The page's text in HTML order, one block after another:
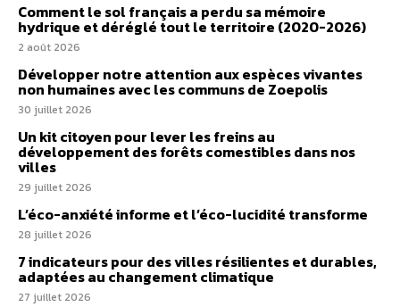
Comment le sol français a perdu sa mémoire
hydrique et déréglé tout le territoire (2020-2026)
2 août 2026
Développer notre attention aux espèces vivantes
non humaines avec les communs de Zoepolis
30 juillet 2026
Un kit citoyen pour lever les freins au
développement des forêts comestibles dans nos
villes
29 juillet 2026
L’éco-anxiété informe et l’éco-lucidité transforme
28 juillet 2026
7 indicateurs pour des villes résilientes et durables,
adaptées au changement climatique
27 juillet 2026